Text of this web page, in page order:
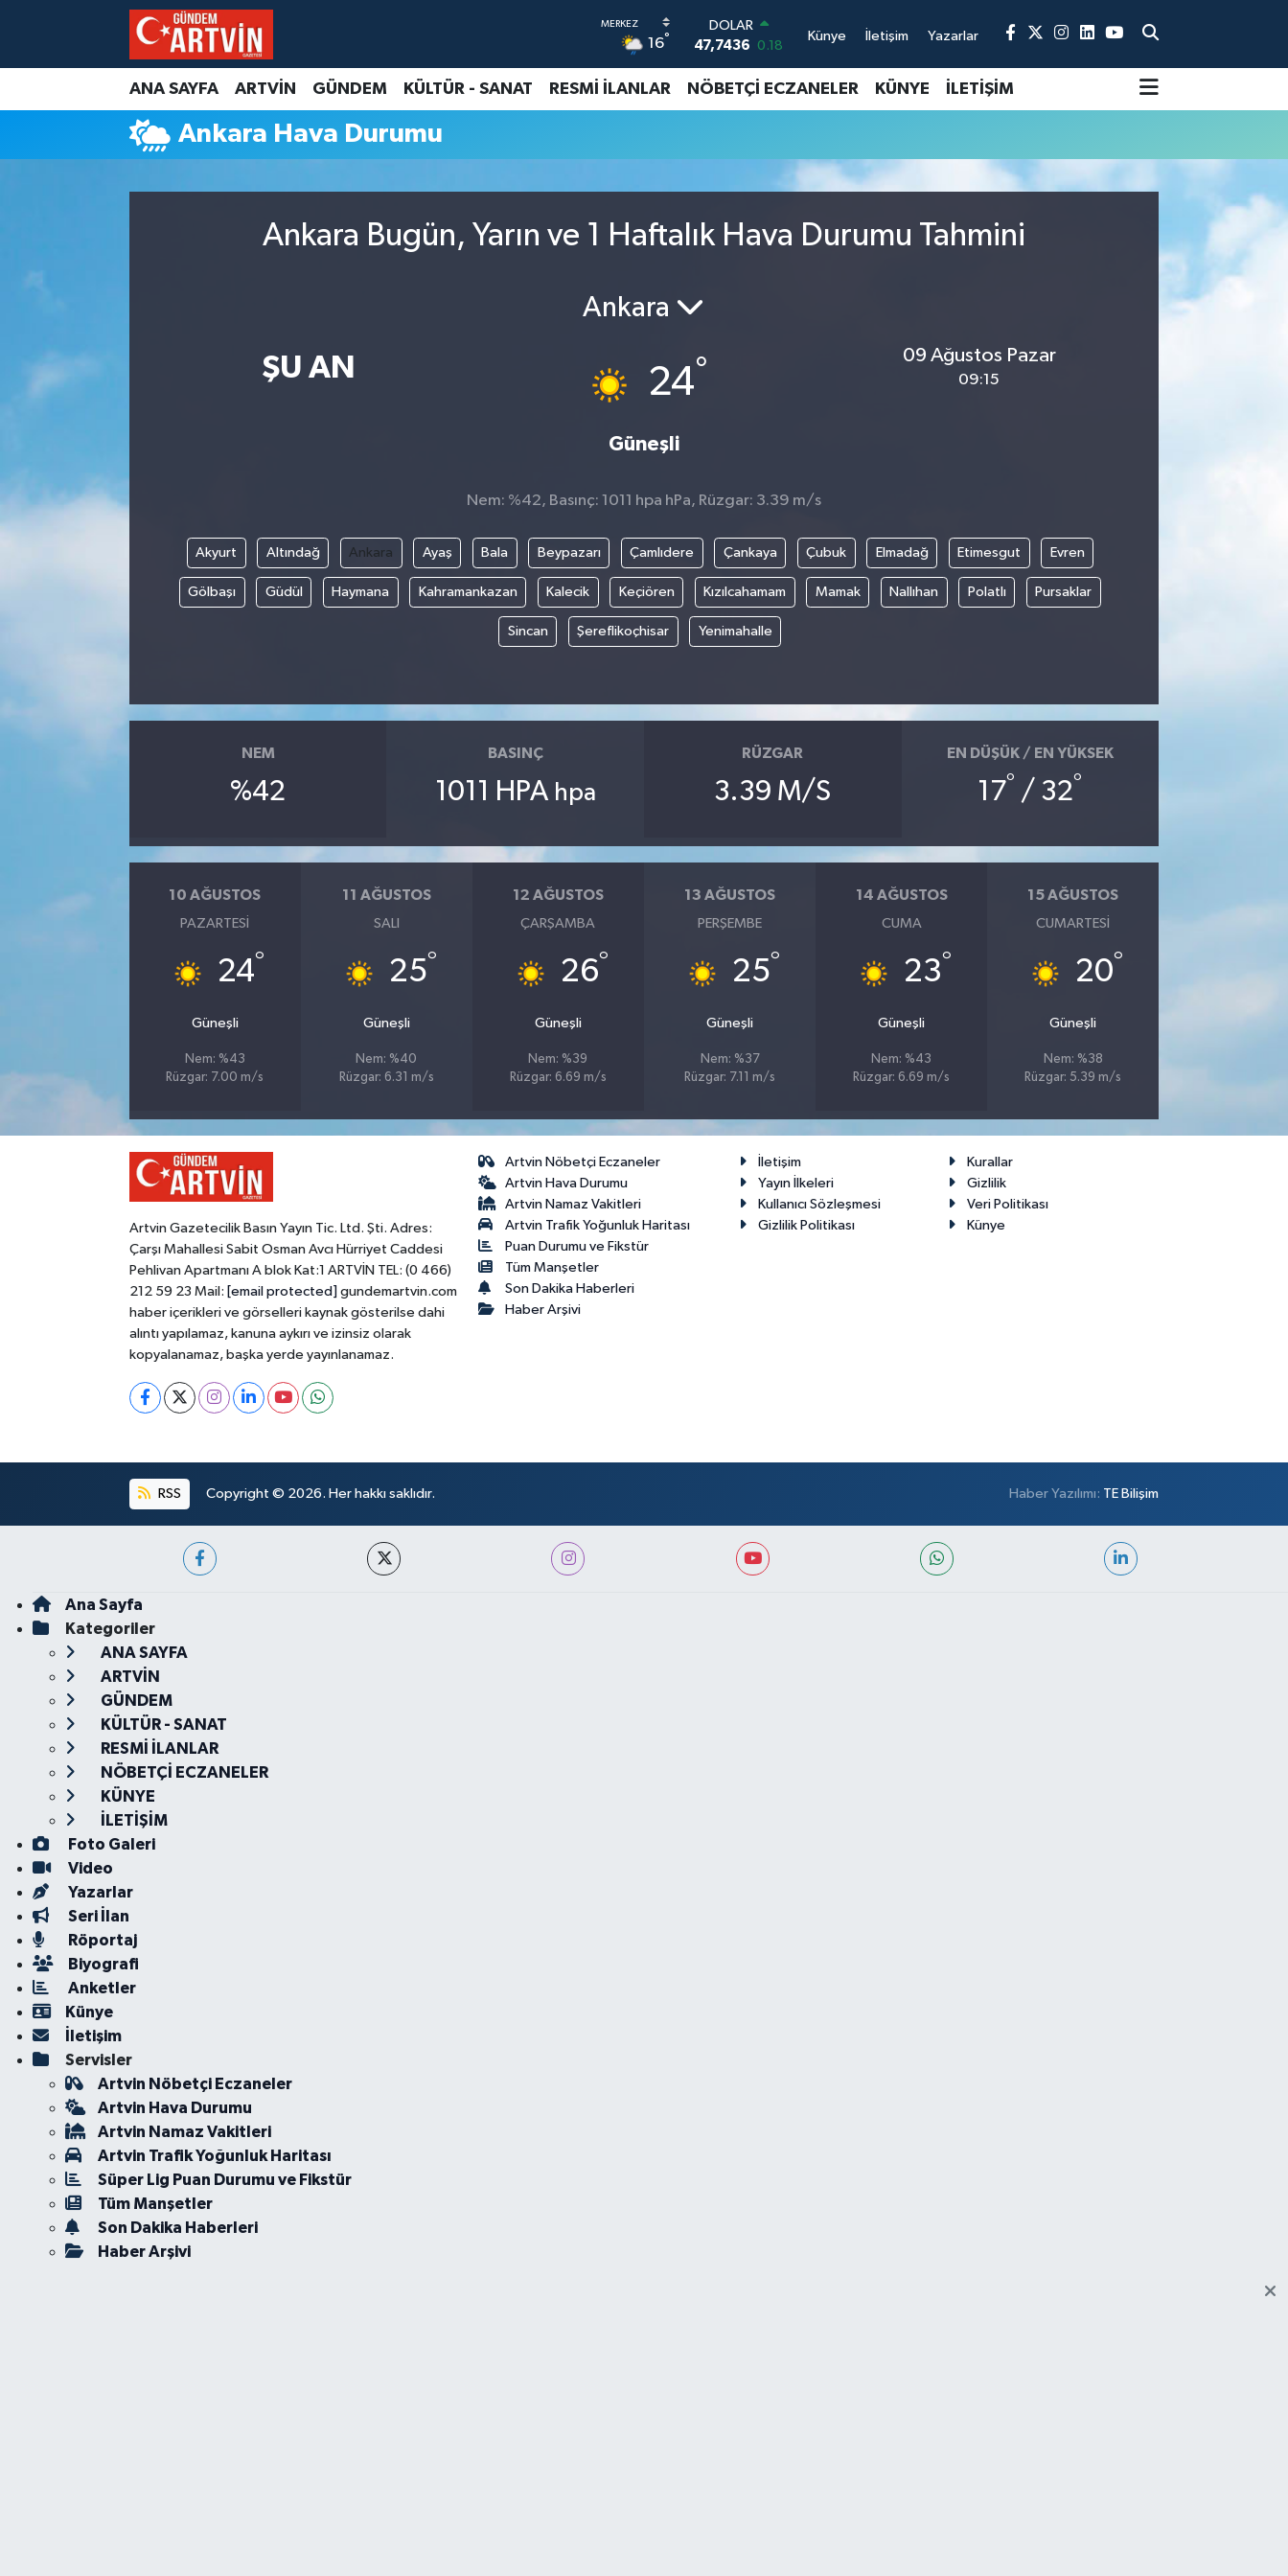
16°
DOLAR
47,7436 0.18
EURO
55,2510 0.32
BITCOIN
64.815,30 -0.1
Künye İletişim Yazarlar
ANA SAYFA ARTVİN GÜNDEM KÜLTÜR - SANAT RESMİ İLANLAR NÖBETÇİ ECZANELER KÜNYE İLETİŞİM
Ankara Hava Durumu
Ankara Bugün, Yarın ve 1 Haftalık Hava Durumu Tahmini
ŞU AN
Ankara
24°
Güneşli
09 Ağustos Pazar
09:15
Nem: %42, Basınç: 1011 hpa hPa, Rüzgar: 3.39 m/s
Akyurt Altındağ Ankara Ayaş Bala Beypazarı Çamlıdere Çankaya Çubuk Elmadağ Etimesgut Evren
Gölbaşı Güdül Haymana Kahramankazan Kalecik Keçiören Kızılcahamam Mamak Nallıhan Polatlı Pursaklar
Sincan Şereflikoçhisar Yenimahalle
NEM
%42
BASINÇ
1011 HPA hpa
RÜZGAR
3.39 M/S
EN DÜŞÜK / EN YÜKSEK
17° / 32°
10 AĞUSTOS
PAZARTESI
24°
Güneşli
Nem: %43
Rüzgar: 7.00 m/s
11 AĞUSTOS
SALI
25°
Güneşli
Nem: %40
Rüzgar: 6.31 m/s
12 AĞUSTOS
ÇARŞAMBA
26°
Güneşli
Nem: %39
Rüzgar: 6.69 m/s
13 AĞUSTOS
PERŞEMBE
25°
Güneşli
Nem: %37
Rüzgar: 7.11 m/s
14 AĞUSTOS
CUMA
23°
Güneşli
Nem: %43
Rüzgar: 6.69 m/s
15 AĞUSTOS
CUMARTESI
20°
Güneşli
Nem: %38
Rüzgar: 5.39 m/s
Artvin Gazetecilik Basın Yayın Tic. Ltd. Şti. Adres:
Çarşı Mahallesi Sabit Osman Avcı Hürriyet Caddesi
Pehlivan Apartmanı A blok Kat:1 ARTVİN TEL: (0 466)
212 59 23 Mail: [email protected] gundemartvin.com
haber içerikleri ve görselleri kaynak gösterilse dahi
alıntı yapılamaz, kanuna aykırı ve izinsiz olarak
kopyalanamaz, başka yerde yayınlanamaz.
Artvin Nöbetçi Eczaneler
Artvin Hava Durumu
Artvin Namaz Vakitleri
Artvin Trafik Yoğunluk Haritası
Puan Durumu ve Fikstür
Tüm Manşetler
Son Dakika Haberleri
Haber Arşivi
İletişim
Kurallar
Yayın İlkeleri
Gizlilik
Kullanıcı Sözleşmesi
Veri Politikası
Gizlilik Politikası
Künye
RSS Copyright © 2026. Her hakkı saklıdır. Haber Yazılımı: TE Bilişim
Ana Sayfa
Kategoriler
ANA SAYFA
ARTVİN
GÜNDEM
KÜLTÜR - SANAT
RESMİ İLANLAR
NÖBETÇİ ECZANELER
KÜNYE
İLETİŞİM
Foto Galeri
Video
Yazarlar
Seri İlan
Röportaj
Biyografi
Anketler
Künye
İletişim
Servisler
Artvin Nöbetçi Eczaneler
Artvin Hava Durumu
Artvin Namaz Vakitleri
Artvin Trafik Yoğunluk Haritası
Süper Lig Puan Durumu ve Fikstür
Tüm Manşetler
Son Dakika Haberleri
Haber Arşivi